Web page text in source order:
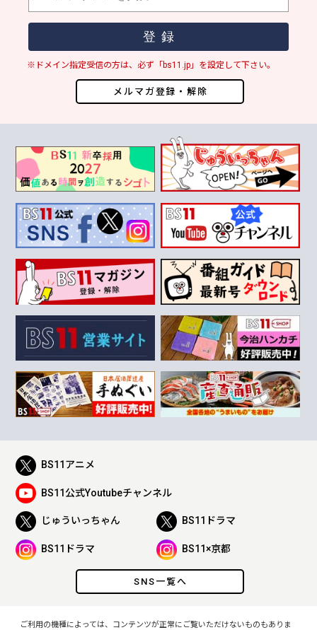
メルマガ登録・解除
※ドメイン指定受信の方は、必ず「bs11.jp」を設定して下さい。
SNS一覧へ
BS11アニメ
BS11公式Youtubeチャンネル
じゅういっちゃん BS11ドラマ
BS11ドラマ BS11×京都
ご利用の機種によっては、コンテンツが正常にご覧いただけないものもありま